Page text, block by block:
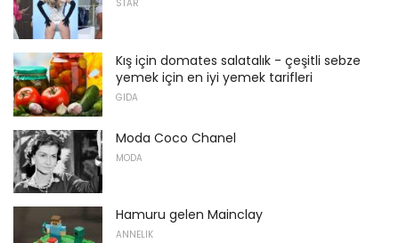
STAR
Kış için domates salatalık - çeşitli sebze
yemek için en iyi yemek tarifleri
GIDA
Moda Coco Chanel
MODA
Hamuru gelen Mainclay
ANNELIK